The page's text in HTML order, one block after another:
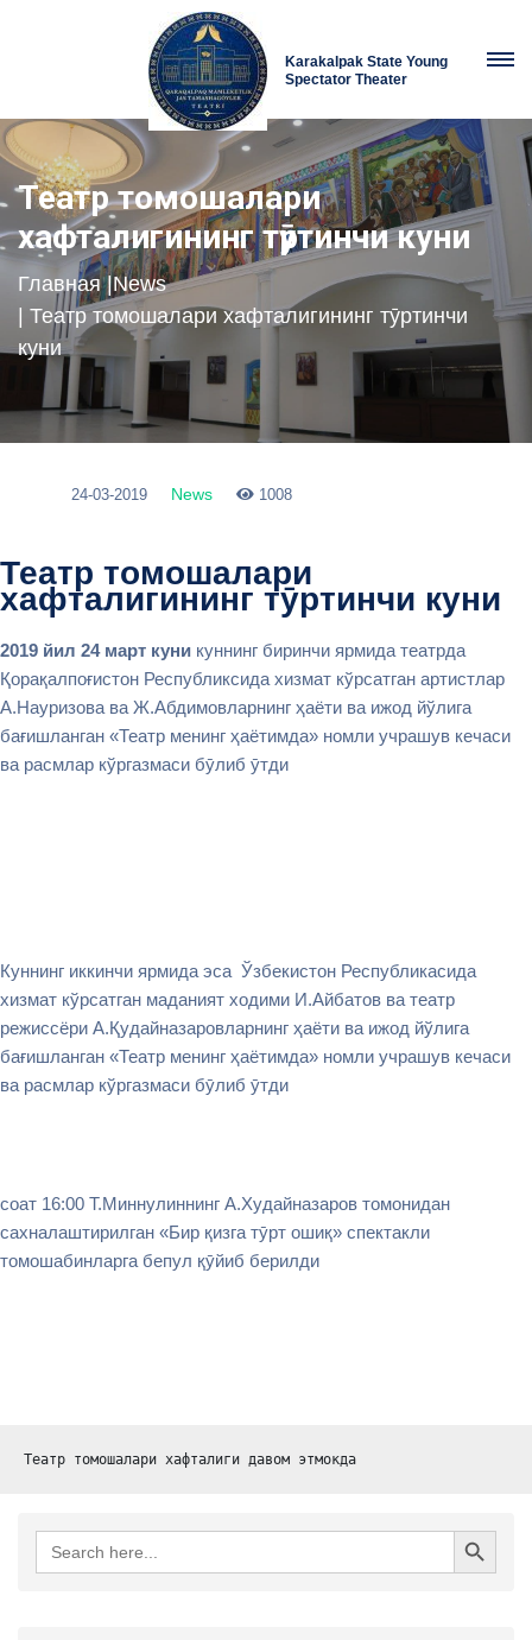
Karakalpak State Young
Spectator Theater
Театр томошалари
хафталигининг тӯртинчи куни
Главная |News
| Театр томошалари хафталигининг тӯртинчи
куни
24-03-2019 News 1008
Театр томошалари
хафталигининг тӯртинчи куни
2019 йил 24 март куни куннинг биринчи ярмида театрда
Қорақалпоғистон Республиксида хизмат кўрсатган артистлар
А.Науризова ва Ж.Абдимовларнинг ҳаёти ва ижод йўлига
бағишланган «Театр менинг ҳаётимда» номли учрашув кечаси
ва расмлар кўргазмаси бӯлиб ӯтди
Куннинг иккинчи ярмида эса Ўзбекистон Республикасида
хизмат кўрсатган маданият ходими И.Айбатов ва театр
режиссёри А.Қудайназаровларнинг ҳаёти ва ижод йўлига
бағишланган «Театр менинг ҳаётимда» номли учрашув кечаси
ва расмлар кўргазмаси бӯлиб ӯтди
соат 16:00 Т.Миннулиннинг А.Худайназаров томонидан
сахналаштирилган «Бир қизга тӯрт ошиқ» спектакли
томошабинларга бепул қӯйиб берилди
Театр томошалари хафталиги давом этмокда
Search
for:
Search Button